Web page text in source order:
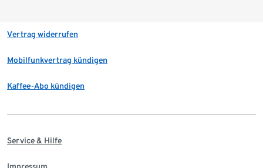
Vertrag widerrufen
Mobilfunkvertrag kündigen
Kaffee-Abo kündigen
Service & Hilfe
Impressum